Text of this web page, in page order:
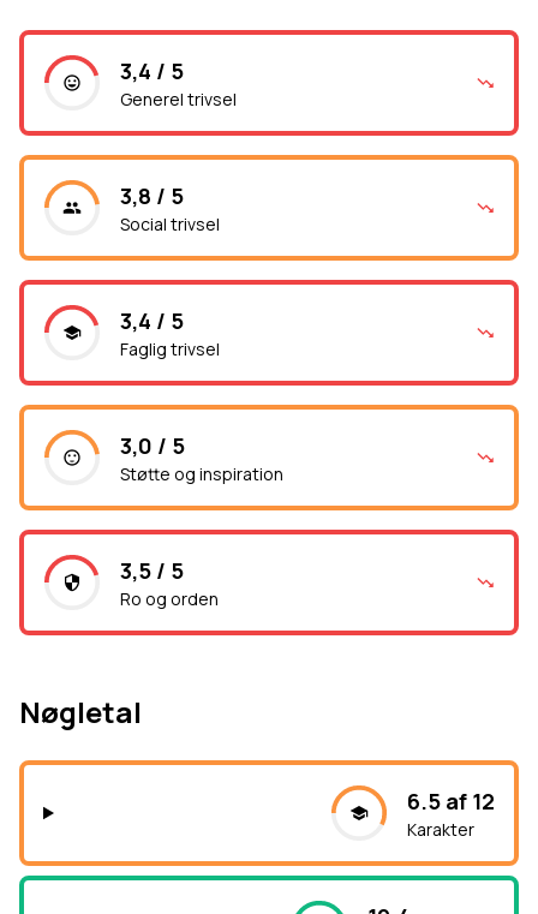
3,4 / 5
Generel trivsel
3,8 / 5
Social trivsel
3,4 / 5
Faglig trivsel
3,0 / 5
Støtte og inspiration
3,5 / 5
Ro og orden
Nøgletal
6.5 af 12
Karakter